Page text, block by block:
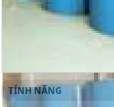
TÍNH NĂNG